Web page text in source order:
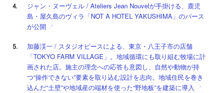
ジャン・ヌーヴェル / Ateliers Jean Nouvelが手掛ける、鹿児
島・屋久島のヴィラ「NOT A HOTEL YAKUSHIMA」のパース
が公開
加藤渓一 / スタジオピースによる、東京・八王子市の店舗
「TOKYO FARM VILLAGE」。地域循環にも取り組む牧場に計
画された店。施主の理念への応答も意図し、自然や動物が持
つ“操作できない”要素を取り込む設計を志向。地域住民を巻き
込んだ“土壁”や地域産の端材を使った“野地板”を建築に導入